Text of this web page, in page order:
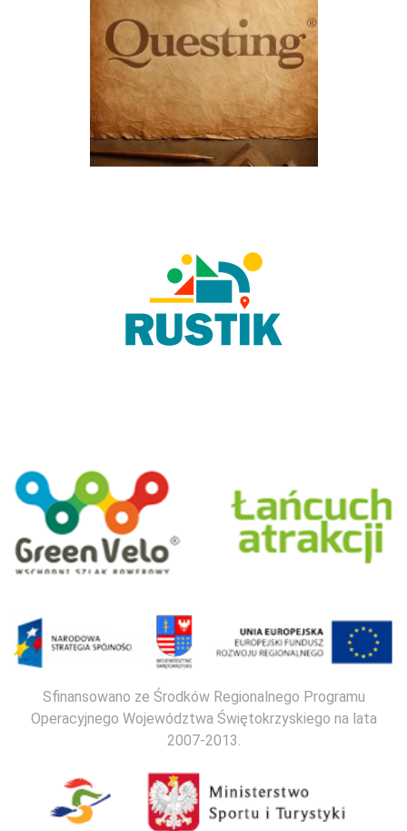
Sfinansowano ze Środków Regionalnego Programu
Operacyjnego Województwa Świętokrzyskiego na lata
2007-2013.